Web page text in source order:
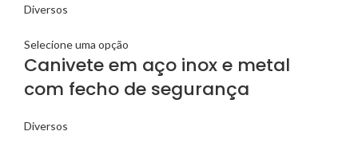
Diversos
Selecione uma opção
Canivete em aço inox e metal
com fecho de segurança
Diversos